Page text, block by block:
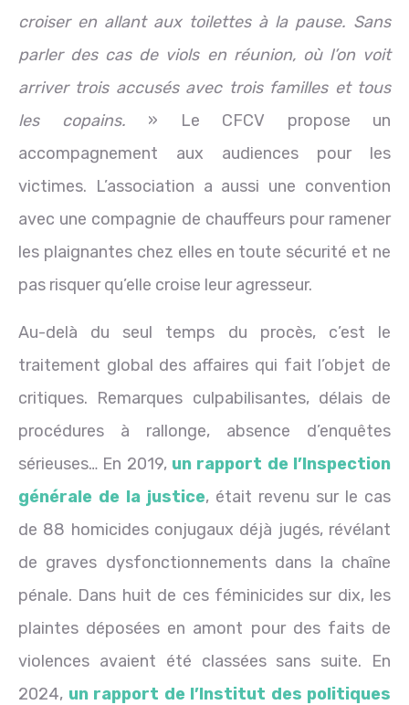
croiser en allant aux toilettes à la pause. Sans
parler des cas de viols en réunion, où l’on voit
arriver trois accusés avec trois familles et tous
les copains. » Le CFCV propose un
accompagnement aux audiences pour les
victimes. L’association a aussi une convention
avec une compagnie de chauffeurs pour ramener
les plaignantes chez elles en toute sécurité et ne
pas risquer qu’elle croise leur agresseur.
Au-delà du seul temps du procès, c’est le
traitement global des affaires qui fait l’objet de
critiques. Remarques culpabilisantes, délais de
procédures à rallonge, absence d’enquêtes
sérieuses… En 2019, un rapport de l’Inspection
générale de la justice, était revenu sur le cas
de 88 homicides conjugaux déjà jugés, révélant
de graves dysfonctionnements dans la chaîne
pénale. Dans huit de ces féminicides sur dix, les
plaintes déposées en amont pour des faits de
violences avaient été classées sans suite. En
2024, un rapport de l’Institut des politiques